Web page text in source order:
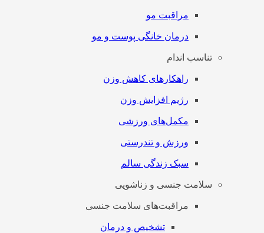
مراقبت مو
درمان خانگی پوست و مو
تناسب اندام
راهکارهای کاهش وزن
رژیم افزایش وزن
مکمل‌های ورزشی
ورزش و تندرستی
سبک زندگی سالم
سلامت جنسی و زناشویی
مراقبت‌های سلامت جنسی
تشخیص و درمان